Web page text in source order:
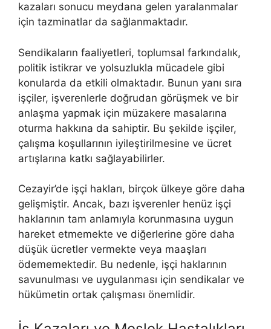
kazaları sonucu meydana gelen yaralanmalar
için tazminatlar da sağlanmaktadır.
Sendikaların faaliyetleri, toplumsal farkındalık,
politik istikrar ve yolsuzlukla mücadele gibi
konularda da etkili olmaktadır. Bunun yanı sıra
işçiler, işverenlerle doğrudan görüşmek ve bir
anlaşma yapmak için müzakere masalarına
oturma hakkına da sahiptir. Bu şekilde işçiler,
çalışma koşullarının iyileştirilmesine ve ücret
artışlarına katkı sağlayabilirler.
Cezayir’de işçi hakları, birçok ülkeye göre daha
gelişmiştir. Ancak, bazı işverenler henüz işçi
haklarının tam anlamıyla korunmasına uygun
hareket etmemekte ve diğerlerine göre daha
düşük ücretler vermekte veya maaşları
ödememektedir. Bu nedenle, işçi haklarının
savunulması ve uygulanması için sendikalar ve
hükümetin ortak çalışması önemlidir.